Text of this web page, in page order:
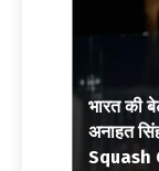
भारत की
अनाहत
Squash